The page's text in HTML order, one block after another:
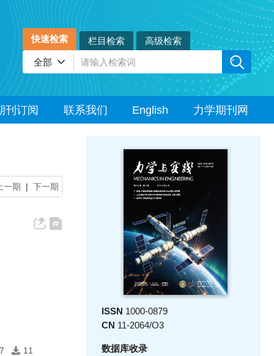
快速检索 栏目检索 高级检索
刊订阅 联系我们 English 力学期刊网
上一期 | 下一期
11
ISSN 1000-0879
CN 11-2064/O3
数据库收录